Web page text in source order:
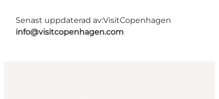
Senast uppdaterad av:VisitCopenhagen
info@visitcopenhagen.com